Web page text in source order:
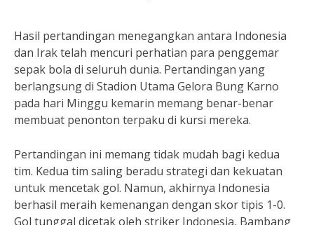
Hasil pertandingan menegangkan antara Indonesia
dan Irak telah mencuri perhatian para penggemar
sepak bola di seluruh dunia. Pertandingan yang
berlangsung di Stadion Utama Gelora Bung Karno
pada hari Minggu kemarin memang benar-benar
membuat penonton terpaku di kursi mereka.
Pertandingan ini memang tidak mudah bagi kedua
tim. Kedua tim saling beradu strategi dan kekuatan
untuk mencetak gol. Namun, akhirnya Indonesia
berhasil meraih kemenangan dengan skor tipis 1-0.
Gol tunggal dicetak oleh striker Indonesia, Bambang